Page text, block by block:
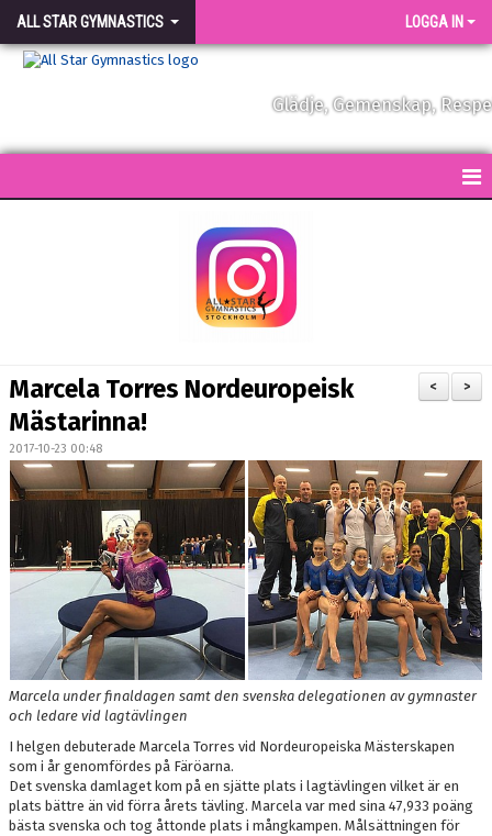
ALL STAR GYMNASTICS LOGGA IN
Glädje, Gemenskap,
VÅRA TRÄNARE
FÖRENINGSKLÄDER
DOKUMENT
BOKNING
FRITIDSKORTET
VÅRA GULDSTÖDMEDLEMMAR
>
<
Marcela Torres Nordeuropeisk
Mästarinna!
2017-10-23 00:48
Marcela under finaldagen samt den svenska delegationen av gymnaster
och ledare vid lagtävlingen
I helgen debuterade Marcela Torres vid Nordeuropeiska Mästerskapen
som i år genomfördes på Färöarna.
Det svenska damlaget kom på en sjätte plats i lagtävlingen vilket är en
plats bättre än vid förra årets tävling. Marcela var med sina 47,933 poäng
bästa svenska och tog åttonde plats i mångkampen. Målsättningen för